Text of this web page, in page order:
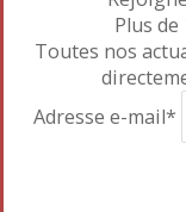
Plus
Toutes nos
Adresse e-mail*